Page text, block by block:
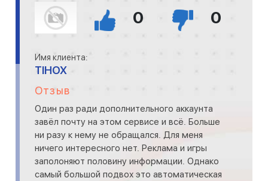
0 0
Имя клиента:
TIHOX
Отзыв
Один раз ради дополнительного аккаунта
завёл почту на этом сервисе и всё. Больше
ни разу к нему не обращался. Для меня
ничего интересного нет. Реклама и игры
заполоняют половину информации. Однако
самый большой подвох это автоматическая